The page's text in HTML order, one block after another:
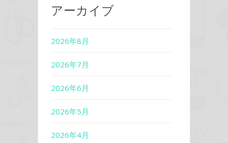
アーカイブ
2026年8月
2026年7月
2026年6月
2026年5月
2026年4月